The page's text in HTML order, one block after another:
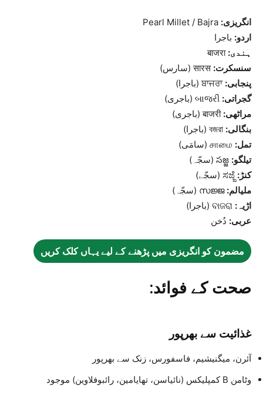
انگریزی:
اردو: باجرا
ہندی: बाजरा
سنسکرت: सारस (سارس)
پنجابی: ਬਾਜਰਾ (باجرا)
گجراتی:
مراٹھی: बाजरी (باجری)
بنگالی:
تمل:
تیلگو:
کنڑ:
ملیالم: സജ്ജ (سجّہ)
اڑیہ:
عربی: دُخن
مضمون کو انگریزی میں پڑھنے کے لیے یہاں کلک کریں
صحت کے فوائد:
غذائیت سے بھرپور
آئرن، میگنیشیم، فاسفورس، زنک سے بھرپور
وٹامن B کمپلیکس (نائیاسن، تھایامین، رائبوفلاوین) موجود